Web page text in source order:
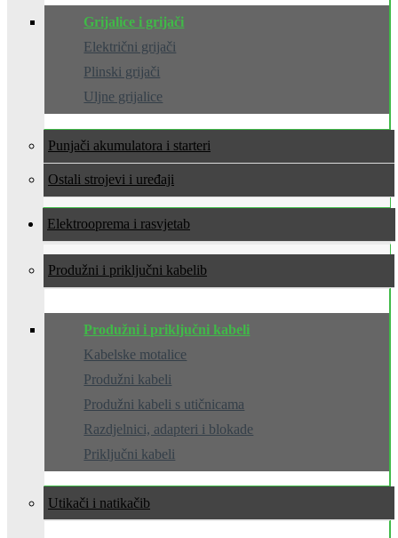
Grijalice i grijači
Električni grijači
Plinski grijači
Uljne grijalice
Punjači akumulatora i starteri
Ostali strojevi i uređaji
Elektrooprema i rasvjeta
Produžni i priključni kabeli
Produžni i priključni kabeli
Kabelske motalice
Produžni kabeli
Produžni kabeli s utičnicama
Razdjelnici, adapteri i blokade
Priključni kabeli
Utikači i natikači